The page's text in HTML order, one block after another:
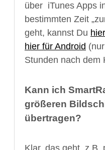
über iTunes Apps
bestimmten Zeit
geht, kannst Du
hier für Android
Stunden nach dem
Kann ich
größeren
übertragen?
Klar, das geht, z.B.